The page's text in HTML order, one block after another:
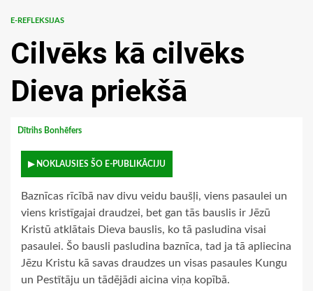
E-REFLEKSIJAS
Cilvēks kā cilvēks
Dieva priekšā
Dītrihs Bonhēfers
▶ NOKLAUSIES ŠO E-PUBLIKĀCIJU
Baznīcas rīcībā nav divu veidu baušļi, viens pasaulei un
viens kristīgajai draudzei, bet gan tās bauslis ir Jēzū
Kristū atklātais Dieva bauslis, ko tā pasludina visai
pasaulei. Šo bausli pasludina baznīca, tad ja tā apliecina
Jēzu Kristu kā savas draudzes un visas pasaules Kungu
un Pestītāju un tādējādi aicina viņa kopībā.